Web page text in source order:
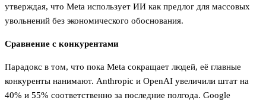
утверждая, что Meta использует ИИ как предлог для массовых
увольнений без экономического обоснования.
Сравнение с конкурентами
Парадокс в том, что пока Meta сокращает людей, её главные
конкуренты нанимают. Anthropic и OpenAI увеличили штат на
40% и 55% соответственно за последние полгода. Google